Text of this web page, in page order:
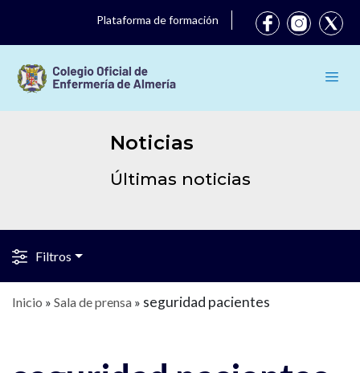
Plataforma de formación
Noticias
Últimas noticias
Filtros
Inicio » Sala de prensa » seguridad pacientes